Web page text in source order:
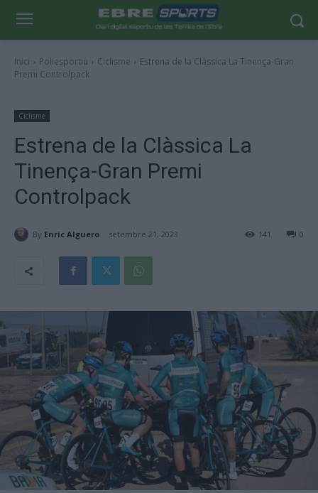
Inici Poliesportiu Ciclisme
Estrena de la Clàssica La Tinença-Gran
Premi Controlpack
Ciclisme
Estrena de la Clàssica La
Tinença-Gran Premi
Controlpack
By Enric Alguero setembre 21, 2023 0
141